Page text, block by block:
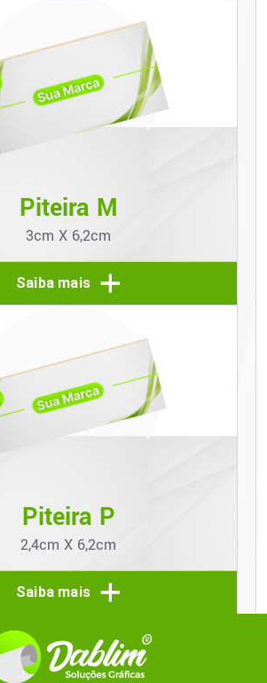
Piteira M
3cm X 6,2cm
Saiba mais
Piteira P
2,4cm X 6,2cm
Saiba mais